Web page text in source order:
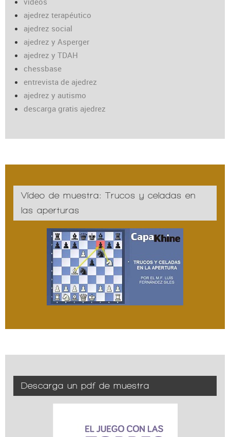
ajedrez terapéutico
ajedrez social
ajedrez y Asperger
ajedrez y TDAH
chessbase
entrevista de ajedrez
ajedrez y autismo
descarga gratis ajedrez
Vídeo de muestra: Trucos y celadas en
las aperturas
Descarga un pdf de muestra